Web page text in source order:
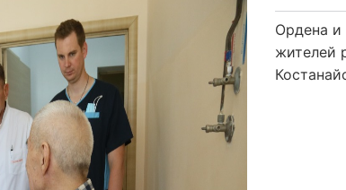
Ордена и
жителей